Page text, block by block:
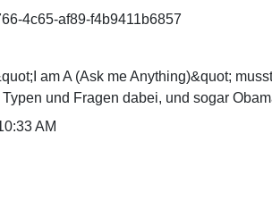
4c65-af89-f4b9411b6857
am A (Ask me Anything)&quot;
und Fragen dabei, und sogar
AM